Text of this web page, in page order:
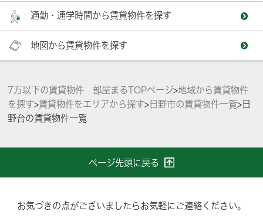
通勤・通学時間から賃貸物件を探す
地図から賃貸物件を探す
7万以下の賃貸物件 部屋まるTOPページ>地域から賃貸物件
を探す>賃貸物件をエリアから探す>日野市の賃貸物件一覧>日
野台の賃貸物件一覧
ページ先頭に戻る
お気づきの点がございましたらお気軽にご連絡ください。